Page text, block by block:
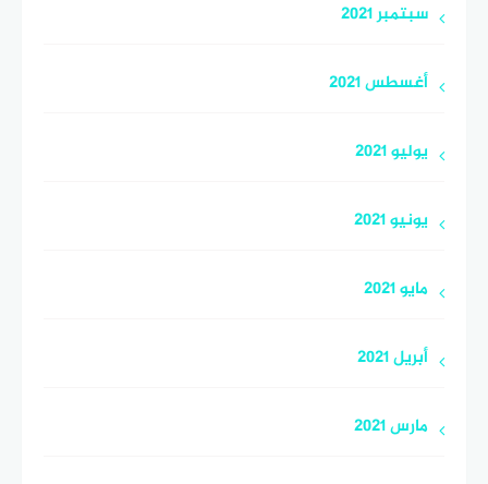
سبتمبر 2021
أغسطس 2021
يوليو 2021
يونيو 2021
مايو 2021
أبريل 2021
مارس 2021